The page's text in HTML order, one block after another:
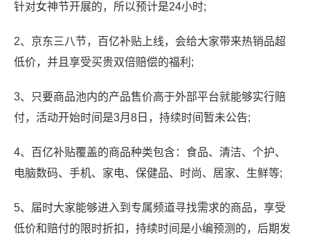
针对女神节开展的，所以预计是24小时;
2、京东三八节，百亿补贴上线，会给大家带来热销品超
低价，并且享受买贵双倍赔偿的福利;
3、只要商品池内的产品售价高于外部平台就能够实行赔
付，活动开始时间是3月8日，持续时间暂未公告;
4、百亿补贴覆盖的商品种类包含：食品、清洁、个护、
电脑数码、手机、家电、保健品、时尚、居家、生鲜等;
5、届时大家能够进入到专属频道寻找需求的商品，享受
低价和赔付的限时折扣，持续时间是小编预测的，后期发